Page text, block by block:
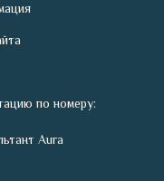
по номеру:
Aura